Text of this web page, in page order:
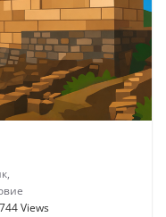
,
744 Views